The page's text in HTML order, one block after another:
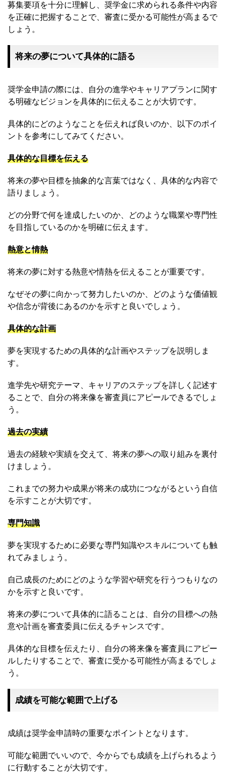
募集要項を十分に理解し、奨学金に求められる条件や内容
を正確に把握することで、審査に受かる可能性が高まるで
しょう。
将来の夢について具体的に語る
奨学金申請の際には、自分の進学やキャリアプランに関す
る明確なビジョンを具体的に伝えることが大切です。
具体的にどのようなことを伝えれば良いのか、以下のポイ
ントを参考にしてみてください。
具体的な目標を伝える
将来の夢や目標を抽象的な言葉ではなく、具体的な内容で
語りましょう。
どの分野で何を達成したいのか、どのような職業や専門性
を目指しているのかを明確に伝えます。
熱意と情熱
将来の夢に対する熱意や情熱を伝えることが重要です。
なぜその夢に向かって努力したいのか、どのような価値観
や信念が背後にあるのかを示すと良いでしょう。
具体的な計画
夢を実現するための具体的な計画やステップを説明しま
す。
進学先や研究テーマ、キャリアのステップを詳しく記述す
ることで、自分の将来像を審査員にアピールできるでしょ
う。
過去の実績
過去の経験や実績を交えて、将来の夢への取り組みを裏付
けましょう。
これまでの努力や成果が将来の成功につながるという自信
を示すことが大切です。
専門知識
夢を実現するために必要な専門知識やスキルについても触
れてみましょう。
自己成長のためにどのような学習や研究を行うつもりなの
かを示すと良いです。
将来の夢について具体的に語ることは、自分の目標への熱
意や計画を審査委員に伝えるチャンスです。
具体的な目標を伝えたり、自分の将来像を審査員にアピー
ルしたりすることで、審査に受かる可能性が高まるでしょ
う。
成績を可能な範囲で上げる
成績は奨学金申請時の重要なポイントとなります。
可能な範囲でいいので、今からでも成績を上げられるよう
に行動することが大切です。